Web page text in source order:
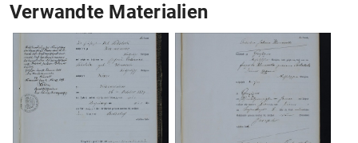
Verwandte Materialien